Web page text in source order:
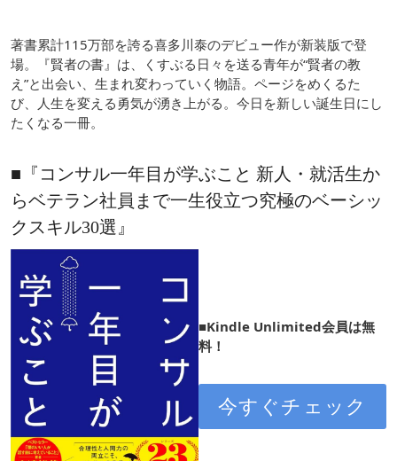
著書累計115万部を誇る喜多川泰のデビュー作が新装版で登
場。『賢者の書』は、くすぶる日々を送る青年が“賢者の教
え”と出会い、生まれ変わっていく物語。ページをめくるた
び、人生を変える勇気が湧き上がる。今日を新しい誕生日にし
たくなる一冊。
■『コンサル一年目が学ぶこと 新人・就活生か
らベテラン社員まで一生役立つ究極のベーシッ
クスキル30選』
■Kindle Unlimited会員は無
料！
今すぐチェック